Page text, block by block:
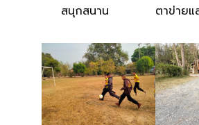
สนุกสนาน
ตาข่ายแ